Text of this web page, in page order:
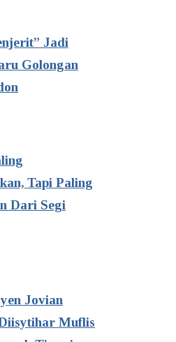
Jadi
Golongan
Tapi Paling
Dari Segi
Jovian
Muflis